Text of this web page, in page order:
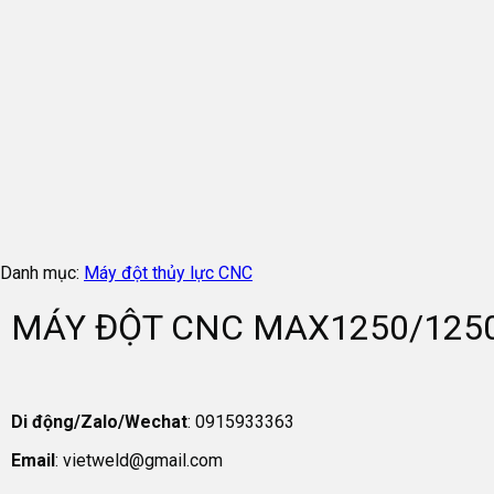
Danh mục: Máy đột thủy lực CNC
MÁY ĐỘT CNC MAX1250/
Di động/Zalo/Wechat: 0915933363
Email: vietweld@gmail.com